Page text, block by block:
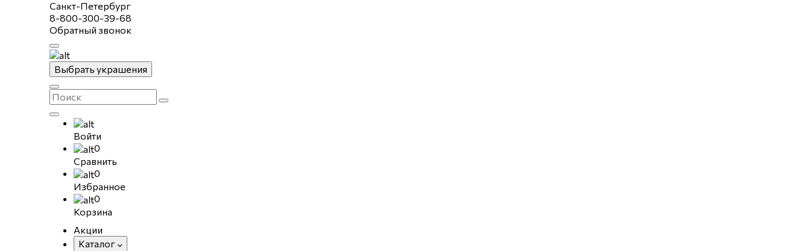
Санкт-Петербург
8-800-300-39-68
Обратный звонок
Выбрать украшения
Войти
0
Сравнить
0
Избранное
0
Корзина
Акции
Каталог